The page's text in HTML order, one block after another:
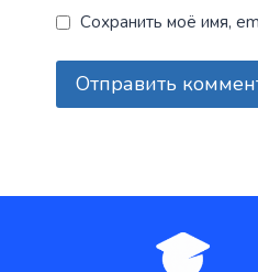
Сохранить моё имя,